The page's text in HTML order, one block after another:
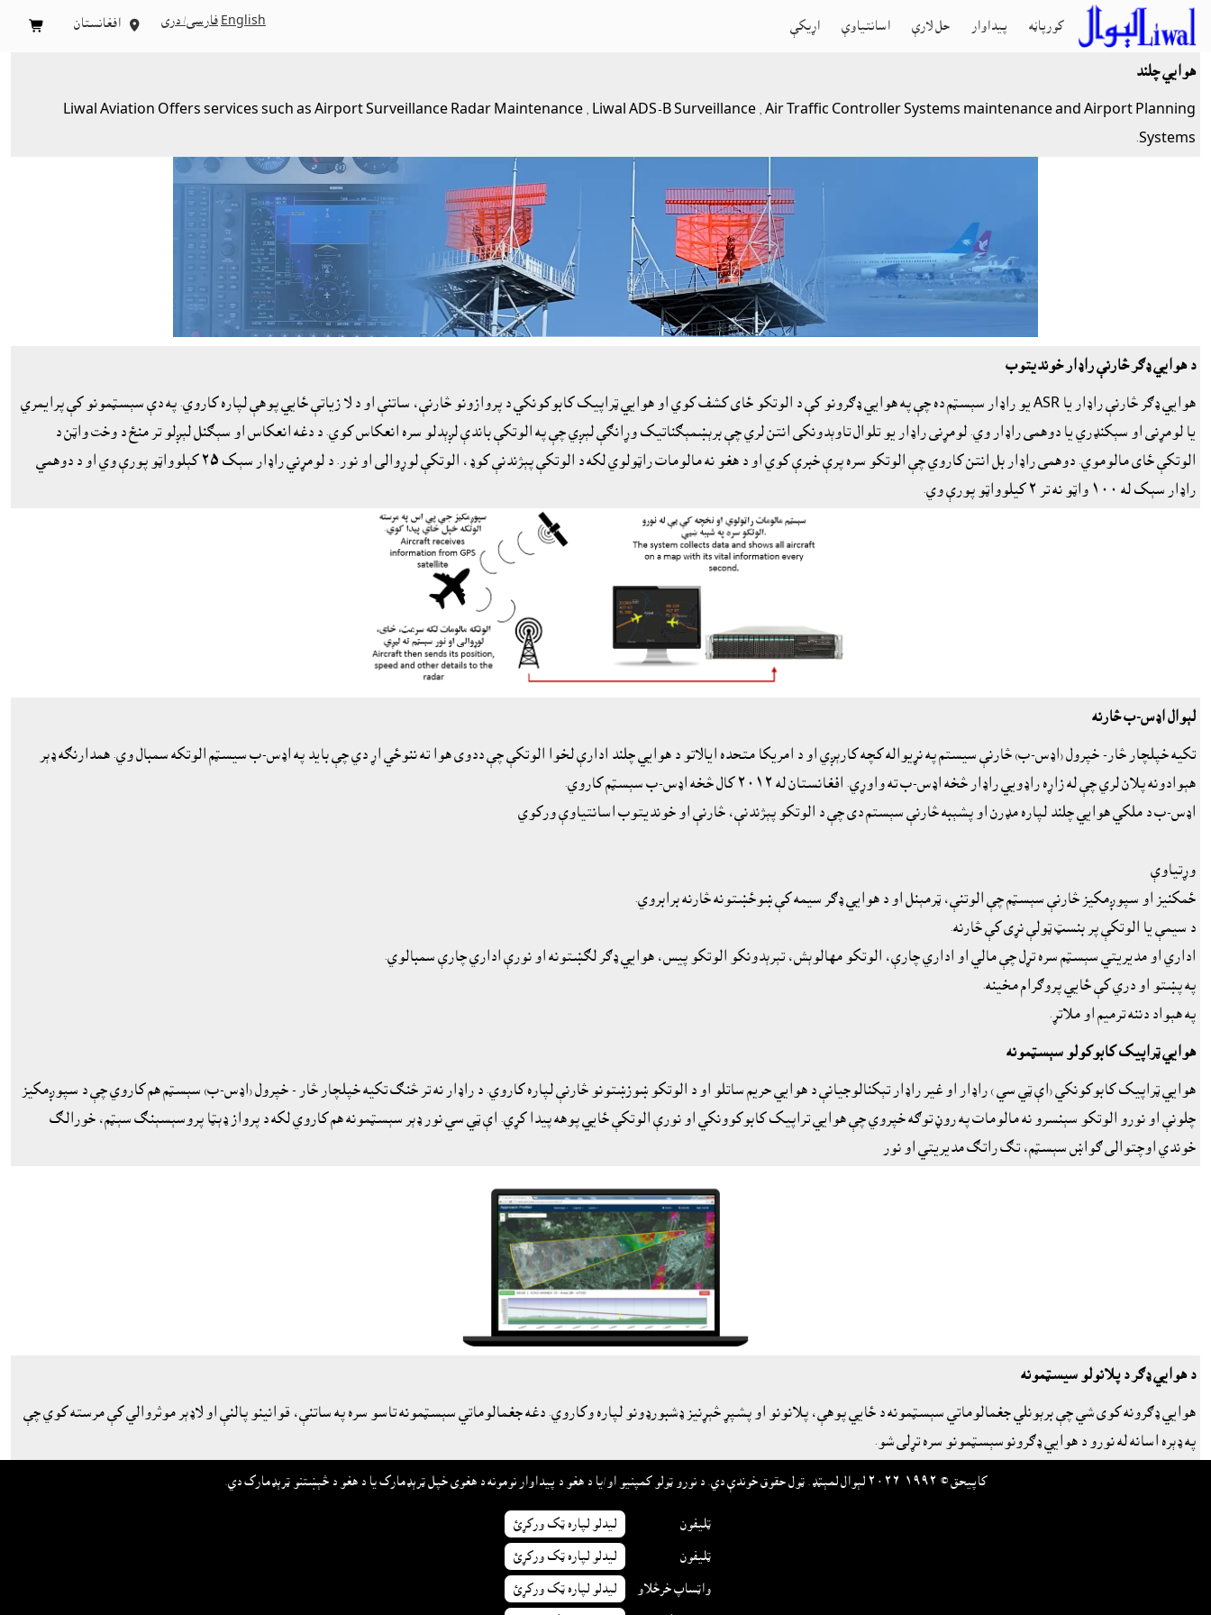
کورپاڼه پيداوار حل لارې اسانتياوې اړيکې English فارسی/ درى  افغانستان 
هوايي چلند
Liwal Aviation Offers services such as Airport Surveillance Radar Maintenance , Liwal ADS-B Surveillance , Air Traffic Controller Systems maintenance and Airport Planning
Systems.
د هوايي ډګر څارنې راډار خونديتوب
هوايي ډګر څارنې راډار يا ASR يو راډار سېسټم ده چې په هوايي ډګرونو کې د الوتکو ځاى کشف کوي او هوايي ټراپيک کابوکونکي د پروازونو څارنې، ساتنې او د لا زياتې ځايي پوهې لپاره کاروي. په دې سېسټمونو کې پرايمري
يا لومړنى او سېکنډري يا دوهمى راډار وي. لومړنى راډار يو تلوال تاوېدونکى انتن لري چې برېښمېګناتيک وړانګې لېږي چې په الوتکې باندې لږېدلو سره انعکاس کوي. د دغه انعکاس او سېګنل لېږلو تر منځ د وخت واټن د
الوتکې ځاى مالوموي. دوهمى راډار بل انتن کاروي چې الوتکو سره پرې خبرې کوي او د هغو نه مالومات راټولوي لکه د الوتکې پېژندنې کوډ، الوتکې لوړوالى او نور. د لومړني راډار سېک ٢٥ کېلوواټو پورې وي او د دوهمي
راډار سېک له ١٠٠ واټو نه تر ٢ کيلوواټو پورې وي.
لېوال اډس-ب څارنه
تکيه خپلچار څار- خپرول (اډس-ب) څارنې سيستم په نړيواله کچه کارېږي او د امريکا متحده ايالاتو د هوايي چلند ادارې لخوا الوتکې چې ددوى هوا ته ننوځي اړ دي چې بايد په اډس-ب سيسټم الوتکه سمبال وي. همدارنګه ډېر
هېوادونه پلان لري چې له زاړه راډويي راډار څخه اډس-ب ته واوړي. افغانستان له ٢٠١٢ کال څخه اډس-ب سېسټم کاروي.
اډس-ب د ملکي هوايي چلند لپاره مډرن او پشېبه څارنې سېستم دى چې د الوتکو پېژندنې، څارنې او خونديتوب اسانتياوې ورکوي
وړتياوې
ځمکنيز او سپوږمکيز څارنې سېسټم چې الوتنې، ټرمېنل او د هوايي ډګر سيمه کې ښوځښتونه څارنه برابروي.
د سيمې يا الوتکې پر بنسټ ټولې نړى کې څارنه.
اداري او مديريتي سېسټم سره تړل چې مالي او اداري چارې، الوتکو مهالوېش، تېرېدونکو الوتکو پيس، هوايي ډګر لګښتونه او نورې اداري چارې سمبالوي.
په پښتو او دري کې ځايي پروګرام مخينه.
په هېواد دننه ترميم او ملاتړ.
هوايي ټراپيک کابوکولو سېسټمونه
هوايي ټراپيک کابوکونکي (اې ټي سي ) راډار او غير راډار تېکنالوجيانې د هوايي حريم ساتلو او د الوتکو ښوزښتونو څارنې لپاره کاروي. د راډار نه تر څنګ تکيه خپلچار څار - خپرول (اډس-ب) سېسټم هم کاروي چې د سپوږمکيز
چلونې او نورو الوتکو سېنسرو نه مالومات په روڼ توګه خپروي چې هوايي تراپيک کابوکوونکي او نورې الوتکې ځايي پوهه پيدا کړي. اې ټي سي نور ډېر سېسټمونه هم کاروي لکه د پرواز ډېټا پروسېسېنګ سېټم، خورالګ
خوندي اوچتوالى ګواښ سېسټم، تګ راتګ مديريتي او نور
د هوايي ډګر د پلانولو سيسټمونه
هوايي ډګرونه کوى شي چې برېونلي جغمالوماتي سېسټمونه د ځايي پوهې، پلانونو او پشپړ څېړنيز ډشبورډونو لپاره وکاروي. دغه جغمالوماتي سېسټمونه تاسو سره په ساتنې، قوانينو پالنې او لاډېر موثروالي کې مرسته کوي چې
په ډېره اسانه له نورو د هوايي ډګرونوسېسټمونو سره تړلى شو.
کاپيحق © ١٩٩٢-٢٠٢٦ لېوال لمېټډ. ټول حقوق خوندې دي. د نورو ټولو کمپنيو او/يا د هغو د پيداوار نومونه د هغوى خپل ټرېډمارک يا د هغو د څېښتنو ټرېډمارک دي.
ټليفون ليدلو لپاره ټک ورکړئ
ټليفون ليدلو لپاره ټک ورکړئ
واټساپ خرڅلاو ليدلو لپاره ټک ورکړئ